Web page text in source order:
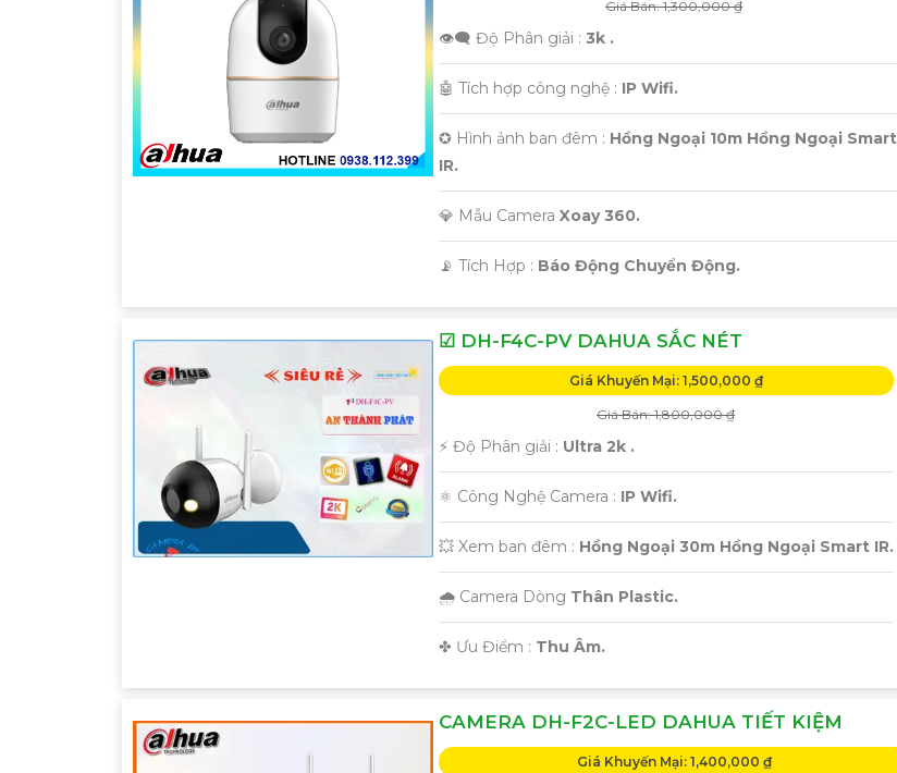
Giá Bán: 1,300,000 ₫
👁️‍🗨 Độ Phân giải : 3k .
🤖️ Tích hợp công nghệ : IP Wifi.
✪ Hình ảnh ban đêm : Hồng Ngoại 10m Hồng Ngoại Smart
IR.
💎 Mẫu Camera Xoay 360.
️📡 Tích Hợp : Báo Động Chuyển Động.
☑ DH-F4C-PV DAHUA SẮC NÉT
Giá Khuyến Mại: 1,500,000 ₫
Giá Bán: 1,800,000 ₫
️⚡ Độ Phân giải : Ultra 2k .
⚛️ Công Nghệ Camera : IP Wifi.
💥 Xem ban đêm : Hồng Ngoại 30m Hồng Ngoại Smart IR.
🌧️ Camera Dòng Thân Plastic.
️✤ Ưu Điểm : Thu Âm.
CAMERA DH-F2C-LED DAHUA TIẾT KIỆM
Giá Khuyến Mại: 1,400,000 ₫